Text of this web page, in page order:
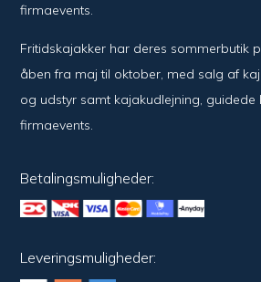
firmaevents.
Fritidskajakker har deres sommerbutik
åben fra maj til oktober, med salg af
og udstyr samt kajakudlejning, guidede
firmaevents.
Betalingsmuligheder:
Leveringsmuligheder: